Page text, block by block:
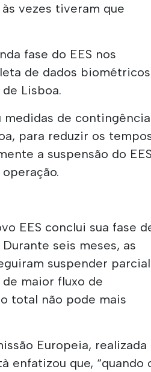
vezes tiveram que
fase do EES nos
de dados
Lisboa.
medidas de contingência
para reduzir os
a suspensão do EES
EES conclui sua fase
seis meses, as
suspender parcial
maior fluxo de
total não pode mais
Europeia, realizada
enfatizou que, “quando